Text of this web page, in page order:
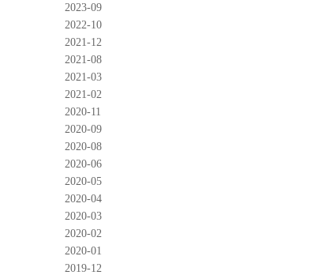
2023-09
2022-10
2021-12
2021-08
2021-03
2021-02
2020-11
2020-09
2020-08
2020-06
2020-05
2020-04
2020-03
2020-02
2020-01
2019-12